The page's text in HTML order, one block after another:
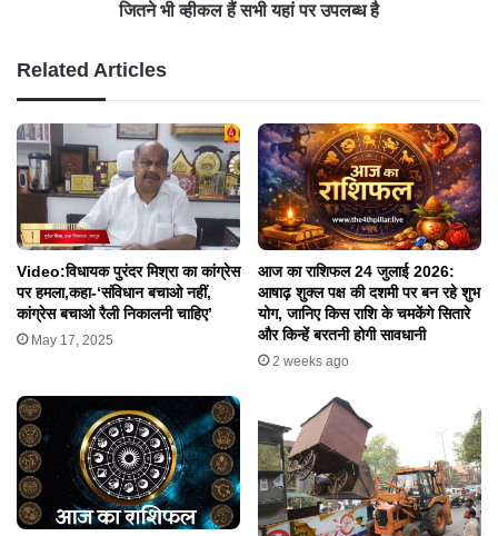
जितने भी व्हीकल हैं सभी यहां पर उपलब्ध है
Related Articles
Video:विधायक पुरंदर मिश्रा का कांग्रेस
पर हमला,कहा-‘संविधान बचाओ नहीं,
कांग्रेस बचाओ रैली निकालनी चाहिए’
May 17, 2025
आज का राशिफल 24 जुलाई 2026:
आषाढ़ शुक्ल पक्ष की दशमी पर बन रहे शुभ
योग, जानिए किस राशि के चमकेंगे सितारे
और किन्हें बरतनी होगी सावधानी
2 weeks ago